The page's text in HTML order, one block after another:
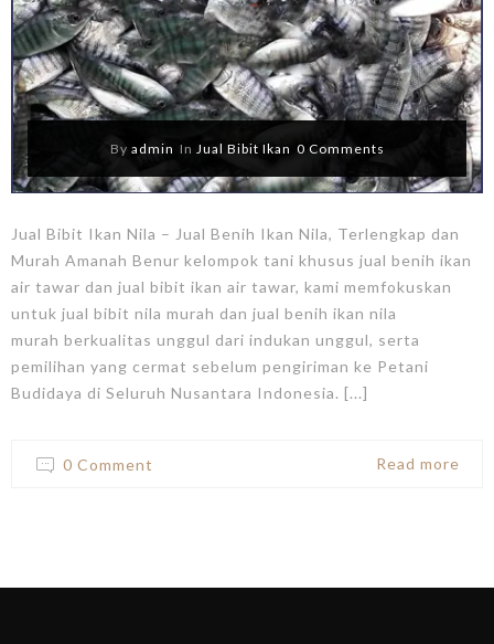
By admin In Jual Bibit Ikan 0 Comments
Jual Bibit Ikan Nila – Jual Benih Ikan Nila, Terlengkap dan
Murah Amanah Benur kelompok tani khusus jual benih ikan
air tawar dan jual bibit ikan air tawar, kami memfokuskan
untuk jual bibit nila murah dan jual benih ikan nila
murah berkualitas unggul dari indukan unggul, serta
pemilihan yang cermat sebelum pengiriman ke Petani
Budidaya di Seluruh Nusantara Indonesia. [...]
0 Comment Read more